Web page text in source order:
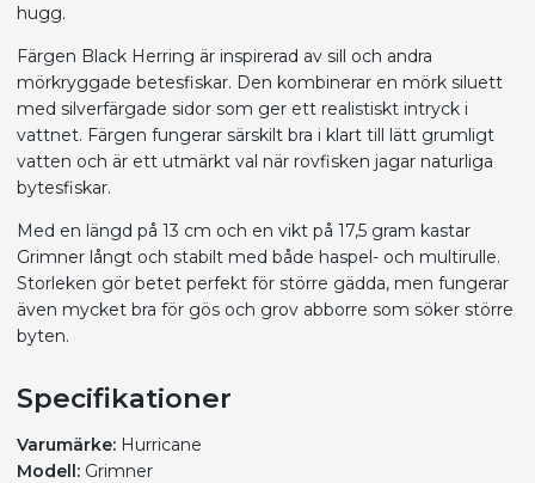
hugg.
Färgen Black Herring är inspirerad av sill och andra
mörkryggade betesfiskar. Den kombinerar en mörk siluett
med silverfärgade sidor som ger ett realistiskt intryck i
vattnet. Färgen fungerar särskilt bra i klart till lätt grumligt
vatten och är ett utmärkt val när rovfisken jagar naturliga
bytesfiskar.
Med en längd på 13 cm och en vikt på 17,5 gram kastar
Grimner långt och stabilt med både haspel- och multirulle.
Storleken gör betet perfekt för större gädda, men fungerar
även mycket bra för gös och grov abborre som söker större
byten.
Specifikationer
Varumärke: Hurricane
Modell: Grimner